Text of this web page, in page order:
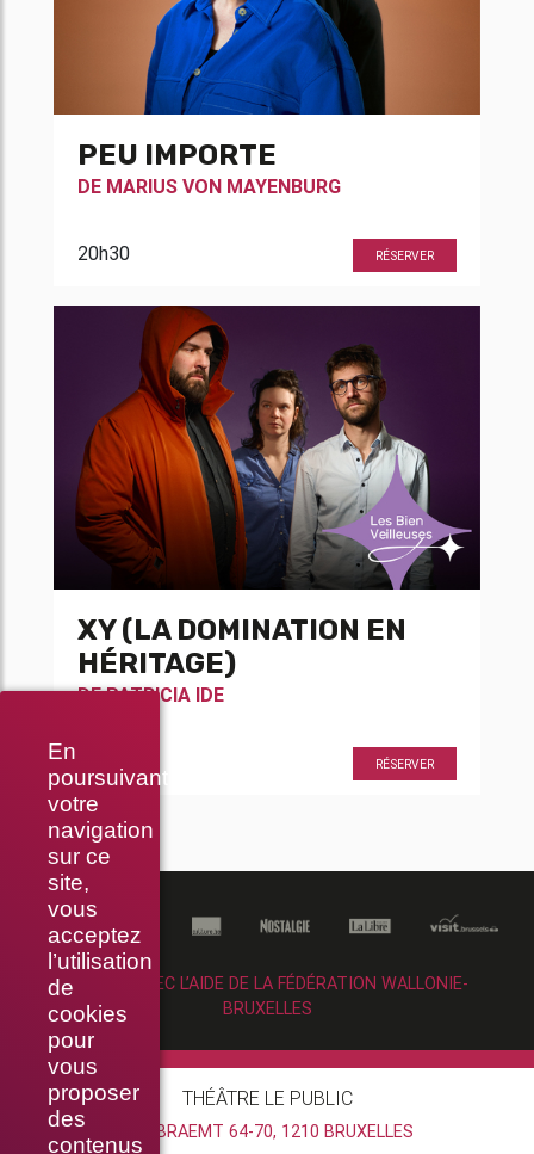
En
poursuivant
votre
navigation
sur ce
site,
vous
acceptez
l’utilisation
de
cookies
pour
vous
proposer
des
contenus
PEU IMPORTE
DE MARIUS VON MAYENBURG
20h30 RÉSERVER
XY (LA DOMINATION EN
HÉRITAGE)
DEPATRICIA IDE
RÉSERVER
RÉALISÉ AVEC L’AIDE DE LA FÉDÉRATION WALLONIE-
BRUXELLES
THÉÂTRE LE PUBLIC
RUE BRAEMT 64-70, 1210 BRUXELLES